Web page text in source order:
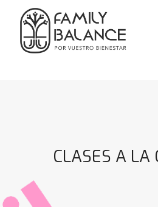
CLASES A LA